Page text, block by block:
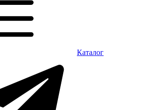
Каталог